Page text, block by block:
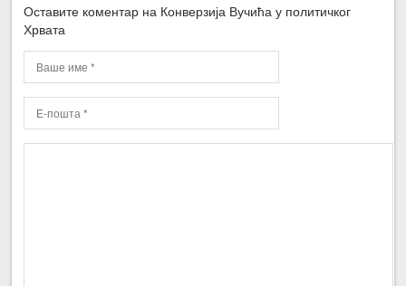
Оставите коментар на Конверзија Вучића у политичког
Хрвата